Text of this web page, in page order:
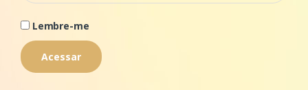
Lembre-me
Acessar